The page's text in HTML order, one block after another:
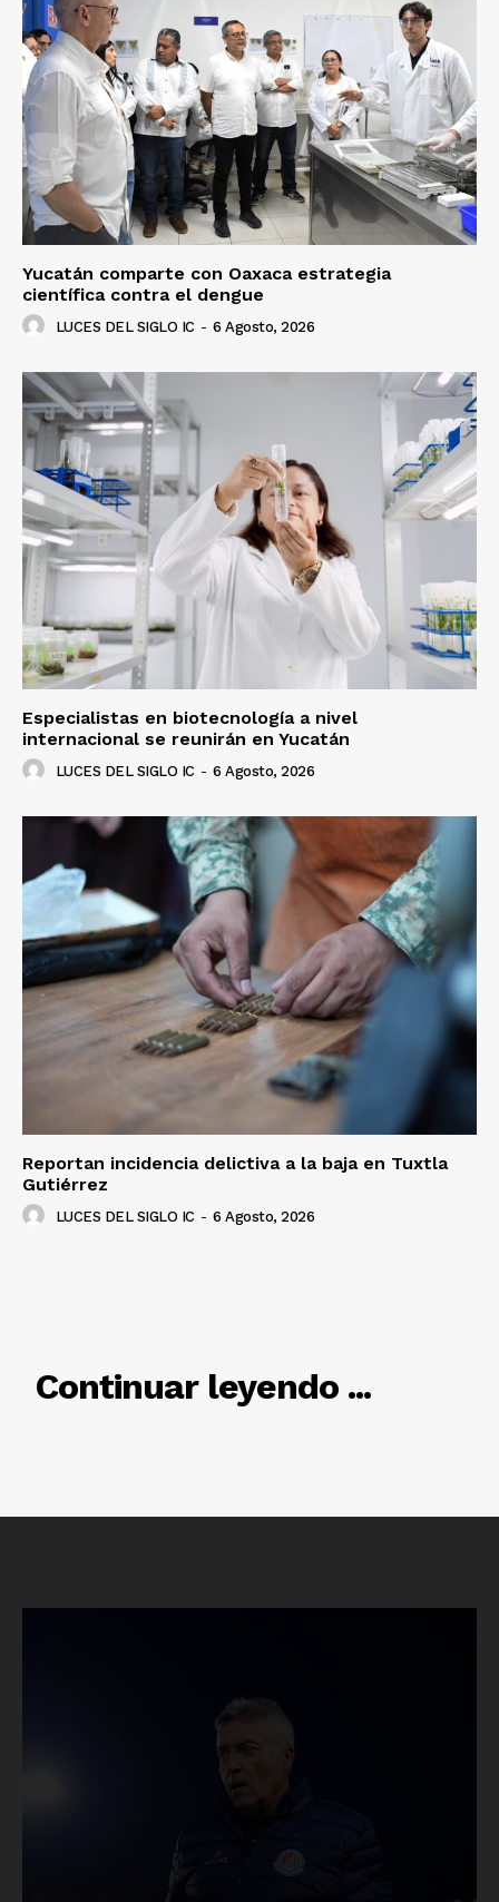
Luces
Yucatán comparte con Oaxaca estrategia
científica contra el dengue
LUCES DEL SIGLO IC - 6 Agosto, 2026
Especialistas en biotecnología a nivel
internacional se reunirán en Yucatán
LUCES DEL SIGLO IC - 6 Agosto, 2026
Reportan incidencia delictiva a la baja en Tuxtla
Gutiérrez
LUCES DEL SIGLO IC - 6 Agosto, 2026
Continuar leyendo ...
RELACIONADO